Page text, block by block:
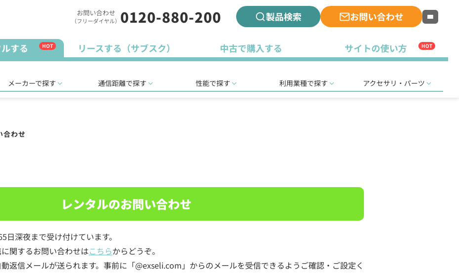
お問い合わせ
（フリーダイヤル） 0120-880-200 製品検索 お問い合わせ
する HOT リースする（サブスク） 中古で購入する サイトの使い方 HOT
メーカーで探す 通信距離で探す 性能で探す 利用業種で探す アクセサリ・パーツ
合わせ
レンタルのお問い合わせ
日深夜まで受け付けています。
関するお問い合わせはこちらからどうぞ。
返信メールが送られます。事前に「@exseli.com」からのメールを受信できるようご確認・ご設定く